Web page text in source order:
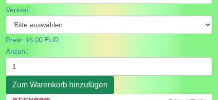
Version:
Preis: 16.00 EUR
Anzahl: